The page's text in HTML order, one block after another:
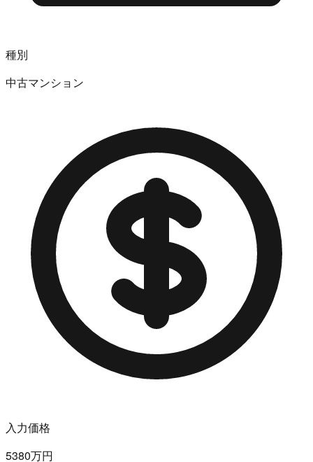
種別
中古マンション
入力価格
5380万円